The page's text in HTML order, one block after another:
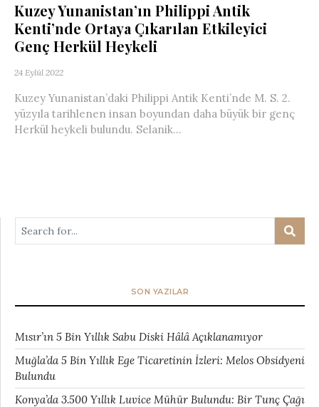
Kuzey Yunanistan’ın Philippi Antik
Kenti’nde Ortaya Çıkarılan Etkileyici
Genç Herkül Heykeli
24 Eylül 2022
Kuzey Yunanistan’daki Philippi Antik Kenti’nde M. S. 2.
yüzyıla tarihlenen insan boyundan daha büyük bir genç
Herkül heykeli bulundu. Selanik...
SON YAZILAR
Mısır’ın 5 Bin Yıllık Sabu Diski Hâlâ Açıklanamıyor
Muğla’da 5 Bin Yıllık Ege Ticaretinin İzleri: Melos Obsidyeni
Bulundu
Konya’da 3.500 Yıllık Luvice Mühür Bulundu: Bir Tunç Çağı